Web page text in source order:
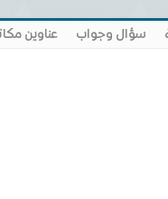
سؤال وجواب عناوين